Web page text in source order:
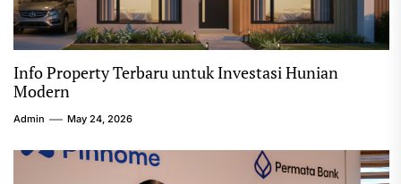
Info Property Terbaru untuk Investasi Hunian
Modern
Admin May 24, 2026